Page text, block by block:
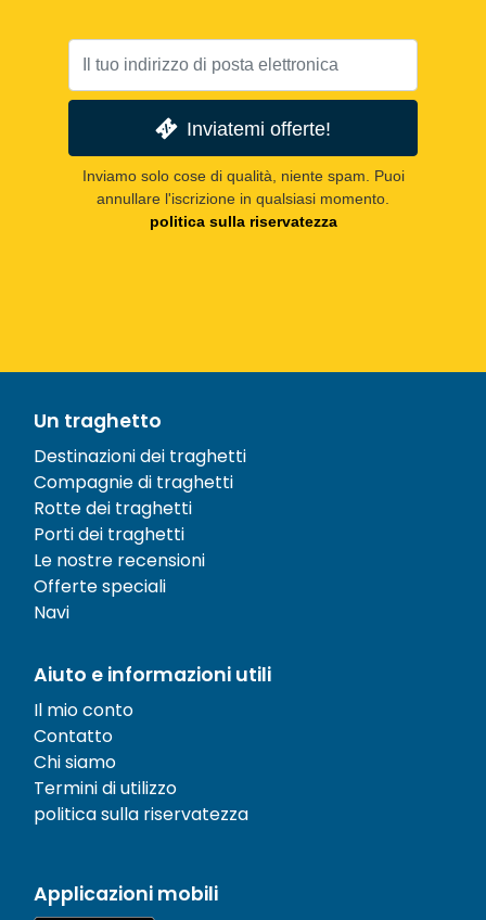
Inviatemi offerte!
Inviamo solo cose di qualità, niente spam. Puoi
annullare l'iscrizione in qualsiasi momento.
politica sulla riservatezza
Un traghetto
Destinazioni dei traghetti
Compagnie di traghetti
Rotte dei traghetti
Porti dei traghetti
Le nostre recensioni
Offerte speciali
Navi
Aiuto e informazioni utili
Il mio conto
Contatto
Chi siamo
Termini di utilizzo
politica sulla riservatezza
Applicazioni mobili